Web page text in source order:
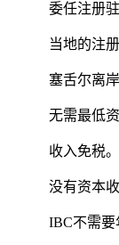
委任注册驻
当地的注册
塞舌尔离岸
无需最低资
收入免税。
没有资本收
IBC不需要年